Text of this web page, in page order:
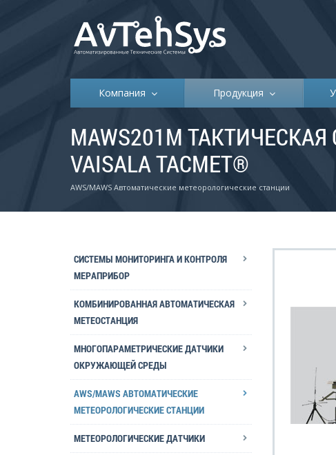
Компания Продукция
MAWS201M
VAISALA TACMET®
AWS/MAWS Автоматические метеорологические станции
СИСТЕМЫ МОНИТОРИНГА И КОНТРОЛЯ
МЕРАПРИБОР
КОМБИНИРОВАННАЯ АВТОМАТИЧЕСКАЯ
МЕТЕОСТАНЦИЯ
МНОГОПАРАМЕТРИЧЕСКИЕ ДАТЧИКИ
ОКРУЖАЮЩЕЙ СРЕДЫ
AWS/MAWS АВТОМАТИЧЕСКИЕ
МЕТЕОРОЛОГИЧЕСКИЕ СТАНЦИИ
МЕТЕОРОЛОГИЧЕСКИЕ ДАТЧИКИ